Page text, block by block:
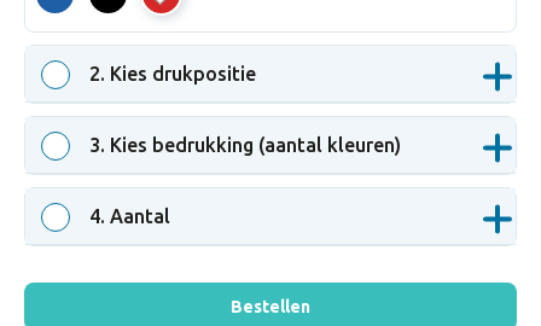
2. Kies drukpositie
3. Kies bedrukking (aantal kleuren)
4. Aantal
Bestellen